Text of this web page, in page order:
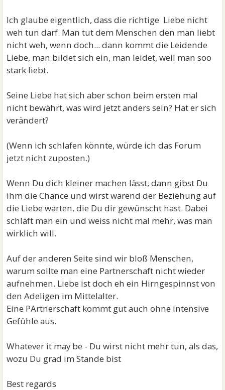
Ich glaube eigentlich, dass die richtige Liebe nicht
weh tun darf. Man tut dem Menschen den man liebt
nicht weh, wenn doch... dann kommt die Leidende
Liebe, man bildet sich ein, man leidet, weil man soo
stark liebt.
Seine Liebe hat sich aber schon beim ersten mal
nicht bewährt, was wird jetzt anders sein? Hat er sich
verändert?
(Wenn ich schlafen könnte, würde ich das Forum
jetzt nicht zuposten.)
Wenn Du dich kleiner machen lässt, dann gibst Du
ihm die Chance und wirst wärend der Beziehung auf
die Liebe warten, die Du dir gewünscht hast. Dabei
schläft man ein und weiss nicht mal mehr, was man
wirklich will.
Auf der anderen Seite sind wir bloß Menschen,
warum sollte man eine Partnerschaft nicht wieder
aufnehmen. Liebe ist doch eh ein Hirngespinnst von
den Adeligen im Mittelalter.
Eine PArtnerschaft kommt gut auch ohne intensive
Gefühle aus.
Whatever it may be - Du wirst nicht mehr tun, als das,
wozu Du grad im Stande bist
Best regards